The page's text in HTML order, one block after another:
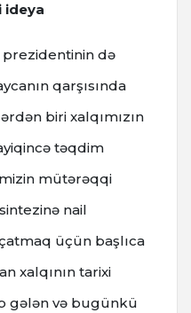
ideya
prezidentinin də
qarşısında
biri xalqımızın
təqdim
mütərəqqi
nail
üçün başlıca
xalqının tarixi
gələn və bugünkü